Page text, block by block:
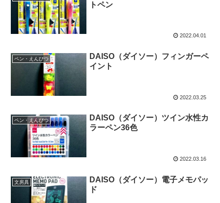
トペン
2022.04.01
ペン・えんぴつ
DAISO（ダイソー）フィンガーペ
イント
2022.03.25
ペン・えんぴつ
DAISO（ダイソー）ツイン水性カ
ラーペン36色
2022.03.16
文房具
DAISO（ダイソー）電子メモパッ
ド